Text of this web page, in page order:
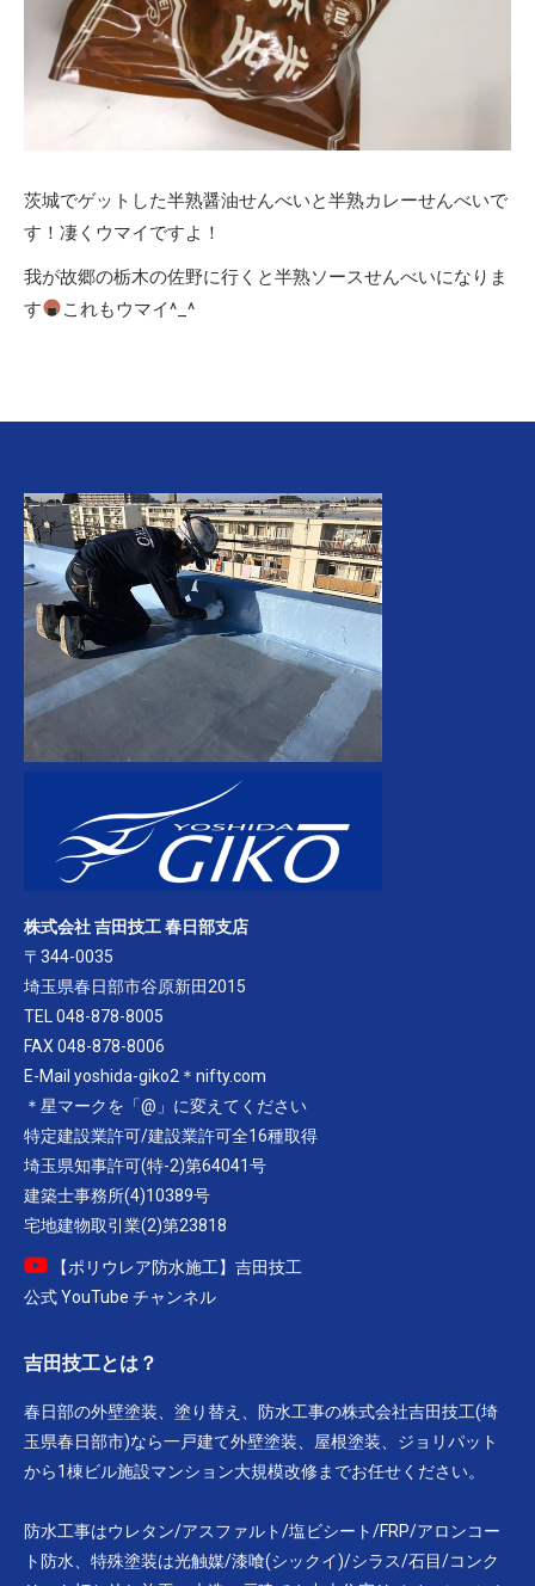
茨城でゲットした半熟醤油せんべいと半熟カレーせんべいで
す！凄くウマイですよ！
我が故郷の栃木の佐野に行くと半熟ソースせんべいになりま
す
これもウマイ^_^
株式会社 吉田技工 春日部支店
〒344-0035
埼玉県春日部市谷原新田2015
TEL 048-878-8005
FAX 048-878-8006
E-Mail yoshida-giko2＊nifty.com
＊星マークを「@」に変えてください
特定建設業許可/建設業許可全16種取得
埼玉県知事許可(特-2)第64041号
建築士事務所(4)10389号
宅地建物取引業(2)第23818
【ポリウレア防水施工】吉田技工
公式 YouTube チャンネル
吉田技工とは？
春日部の外壁塗装、塗り替え、防水工事の株式会社吉田技工(埼
玉県春日部市)なら一戸建て外壁塗装、屋根塗装、ジョリパット
から1棟ビル施設マンション大規模改修までお任せください。
防水工事はウレタン/アスファルト/塩ビシート/FRP/アロンコー
ト防水、特殊塗装は光触媒/漆喰(シックイ)/シラス/石目/コンク